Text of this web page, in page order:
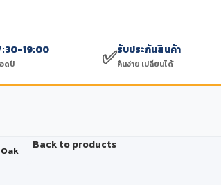
19:00
ดปี ✅รับประกันสินค้า
คืนง่าย เปลี่ยนได้
Back to products